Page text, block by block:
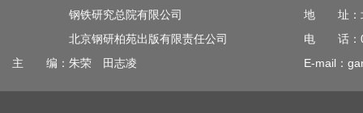
钢铁研究总院有限公司
北京钢研柏苑出版有限责任公司
主 编：朱荣 田志凌
地 址：北
电 话：
E-mail：